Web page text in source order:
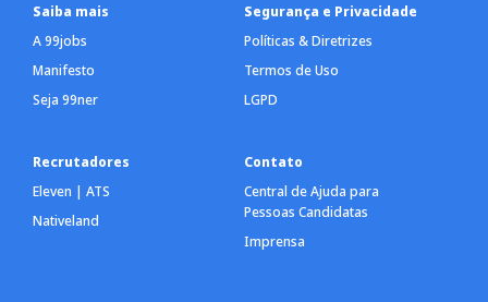
Saiba mais
A 99jobs
Manifesto
Seja 99ner
Segurança e Privacidade
Políticas & Diretrizes
Termos de Uso
LGPD
Recrutadores
Eleven | ATS
Nativeland
Contato
Central de Ajuda para
Pessoas Candidatas
Imprensa